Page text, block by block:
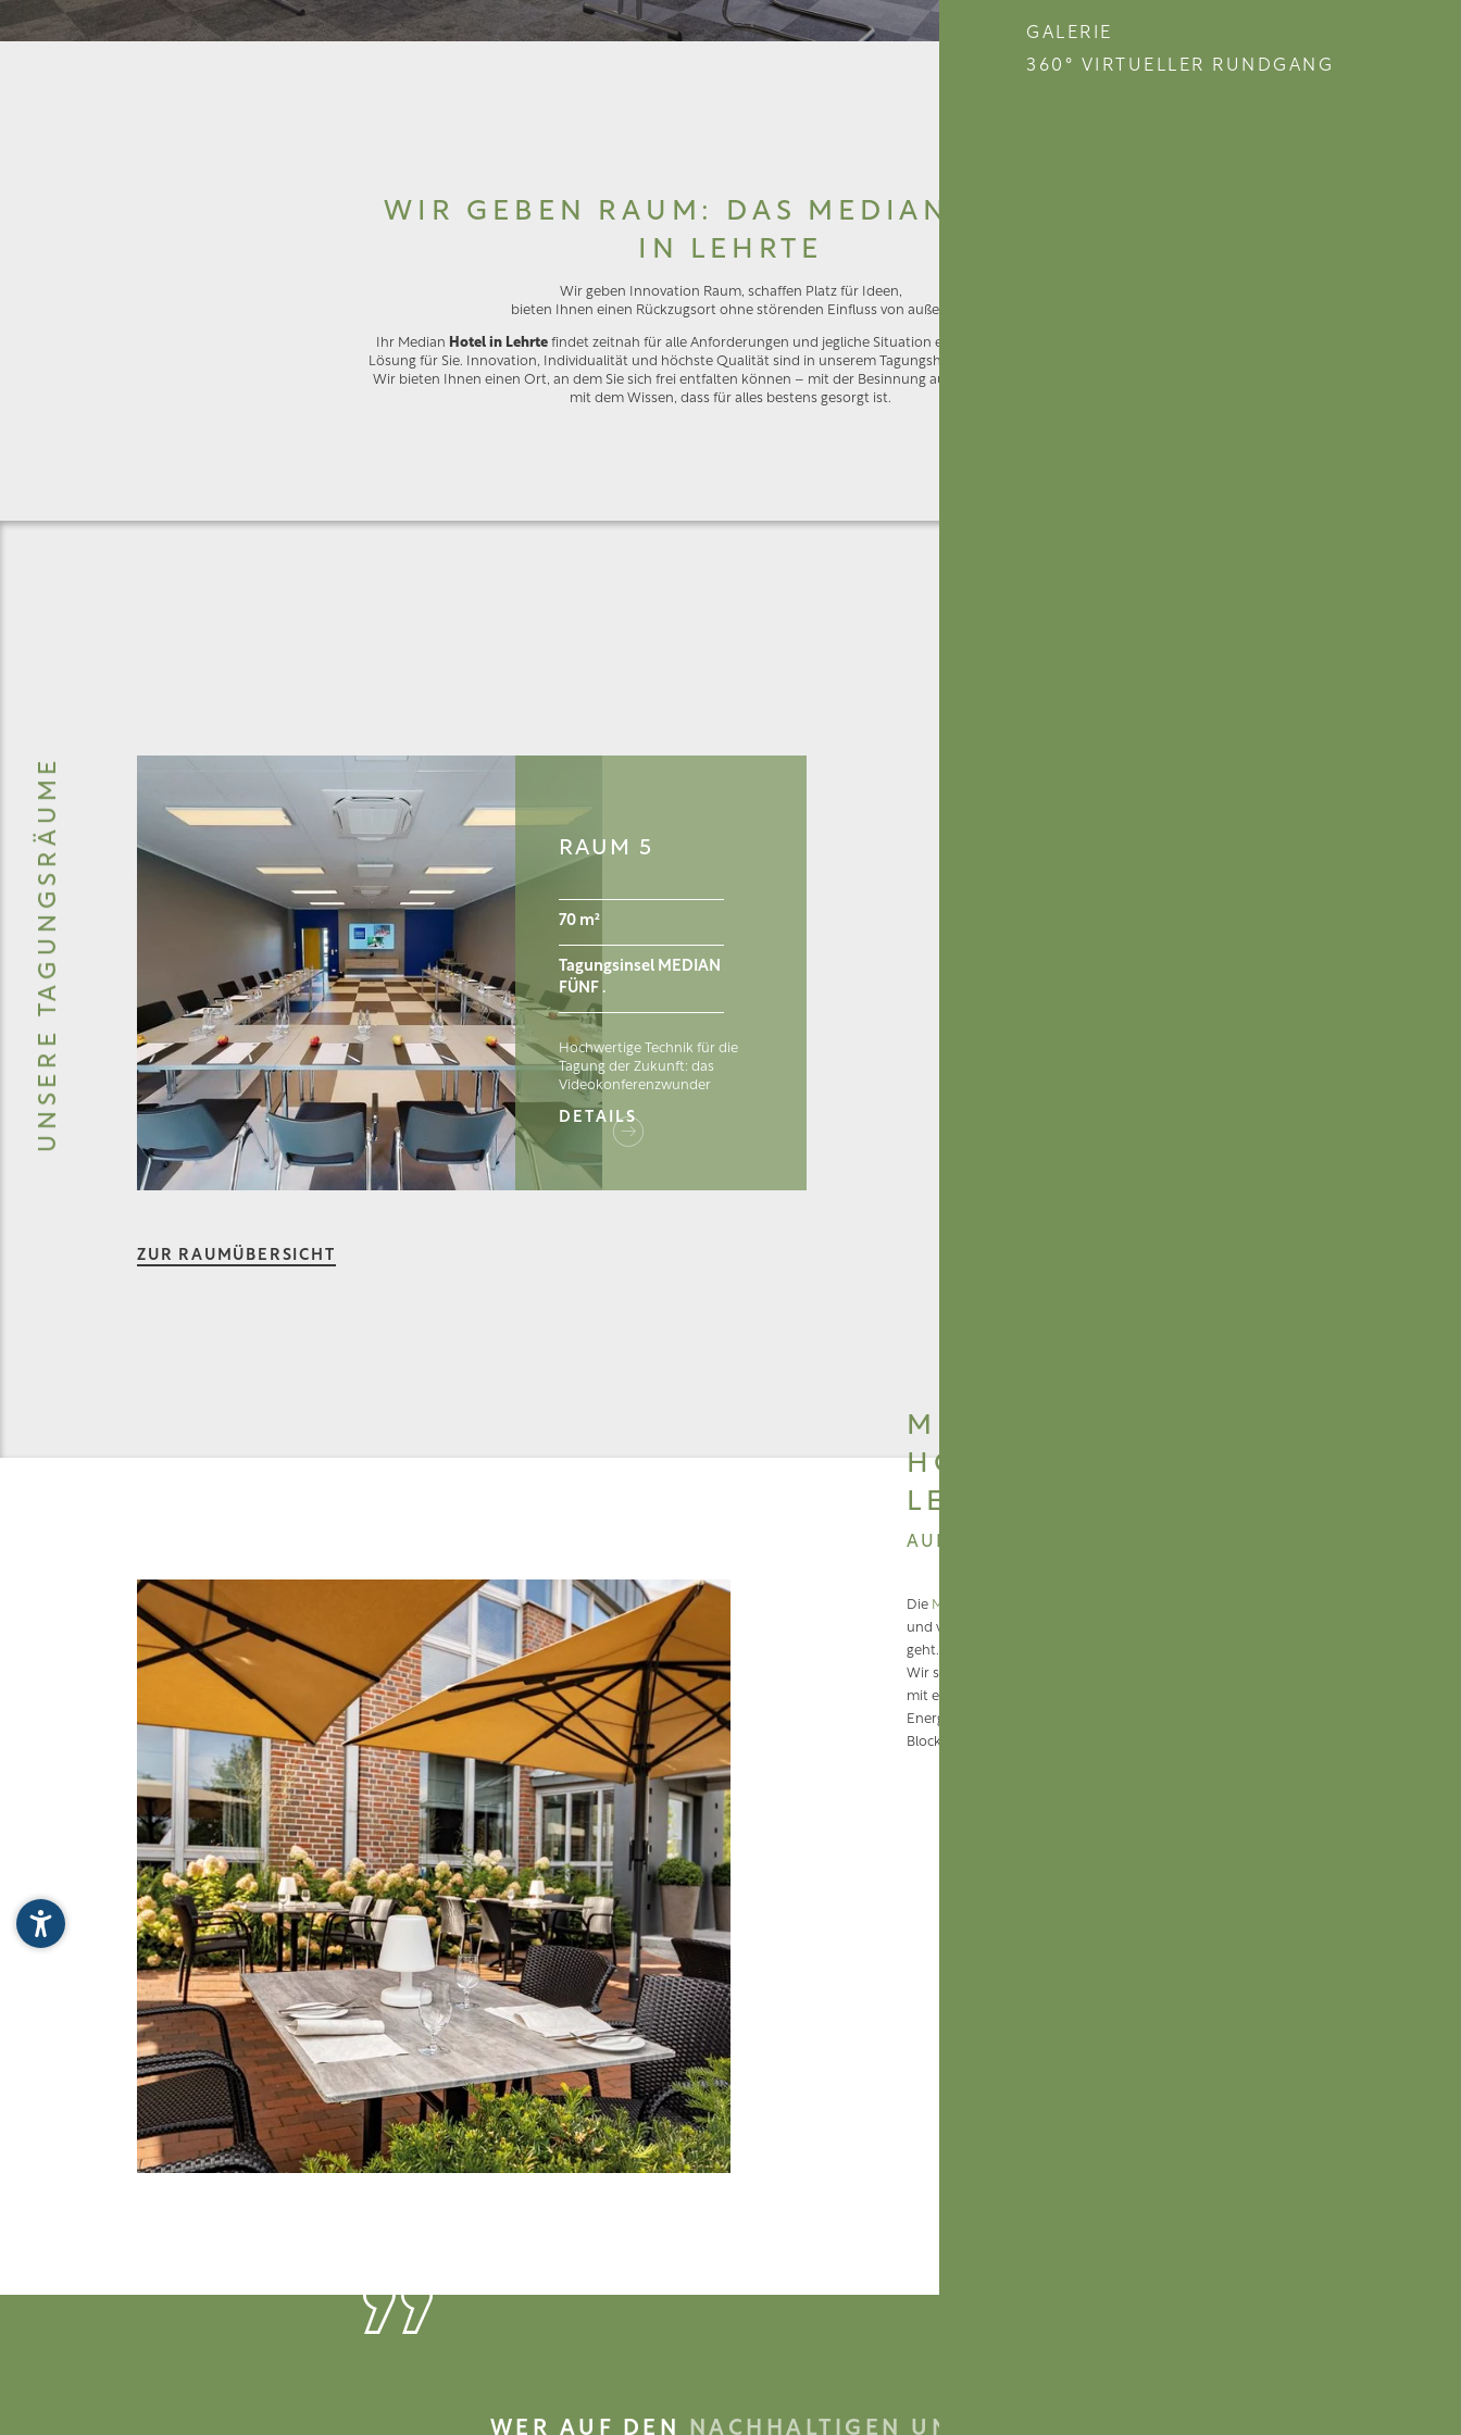
GALERIE
360° VIRTUELLER RUNDGANG
WIR GEBEN RAUM: DAS MEDIAN HOTEL
IN LEHRTE
Wir geben Innovation Raum, schaffen Platz für Ideen,
bieten Ihnen einen Rückzugsort ohne störenden Einfluss von außen:
Ihr Median Hotel in Lehrte findet zeitnah für alle Anforderungen und jegliche Situation eine maßgeschneiderte
Lösung für Sie. Innovation, Individualität und höchste Qualität sind in unserem Tagungshotel in Lehrte zu Hause.
Wir bieten Ihnen einen Ort, an dem Sie sich frei entfalten können – mit der Besinnung auf das Wesentliche und
mit dem Wissen, dass für alles bestens gesorgt ist.
UNSERE TAGUNGSRÄUME RAUM 5
70 m²
Tagungsinsel MEDIAN
FÜNF .
Hochwertige Technik für die
Tagung der Zukunft: das
Videokonferenzwunder
DETAILS
ZUR RAUMÜBERSICHT
MEDIAN
HOTEL IN
LEHRTE:
AUF IN DIE ZUKUNFT!
Die Median Hotels
und versuchen, innovative Lösungen zu finden, wo immer es
geht. Das beste Beispiel dafür ist unser Neubau MEDIAN FÜNF .
Wir setzen auf lokale Partner aus Niedersachsen, verwöhnen Sie
mit einer
Energieversorgung mittels Photovoltaik und hoteleigenem
Blockheizkraftwerk ab.
WER AUF DEN
NACHHALTIGEN UND